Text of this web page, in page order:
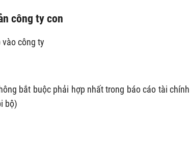
công ty con
công ty
bắt buộc phải hợp nhất trong báo cáo tài chính
bộ)